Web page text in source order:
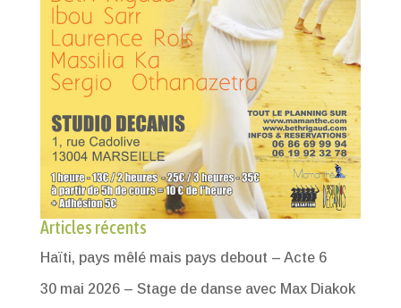
Articles récents
Haïti, pays mêlé mais pays debout – Acte 6
30 mai 2026 – Stage de danse avec Max Diakok